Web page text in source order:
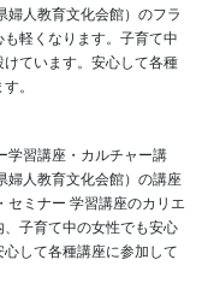
婦人教育文化会館）のフラ
軽くなります。子育て中
ています。安心して各種
。
学習講座・カルチャー講
婦人教育文化会館）の講座
セミナー 学習講座のカリエ
子育て中の女性でも安心
して各種講座に参加して